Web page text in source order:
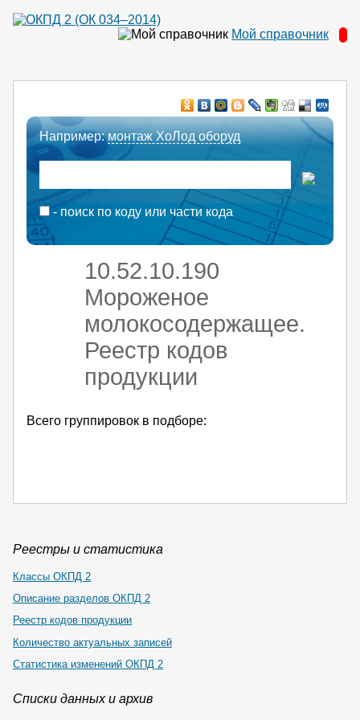
Мой справочник
Например:монтаж ХоЛод оборуд
- поиск по коду или части кода
10.52.10.190
Мороженое
молокосодержащее.
Реестр кодов
продукции
Всего группировок в подборе:
Реестры и статистика
Классы ОКПД 2
Описание разделов ОКПД 2
Реестр кодов продукции
Количество актуальных записей
Статистика изменений ОКПД 2
Списки данных и архив